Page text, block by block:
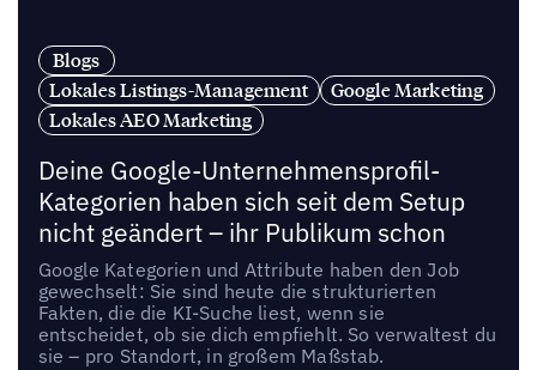
Blogs
Lokales Listings-Management
Google Marketing
Lokales AEO Marketing
Deine Google-Unternehmensprofil-
Kategorien haben sich seit dem Setup
nicht geändert – ihr Publikum schon
Google Kategorien und Attribute haben den Job
gewechselt: Sie sind heute die strukturierten
Fakten, die die KI-Suche liest, wenn sie
entscheidet, ob sie dich empfiehlt. So verwaltest du
sie – pro Standort, in großem Maßstab.